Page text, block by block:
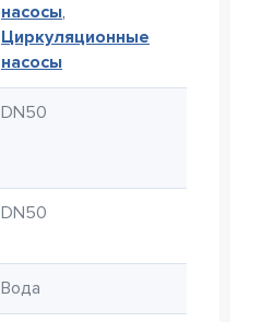
насосы,
Циркуляционные
насосы
DN50
DN50
Вода